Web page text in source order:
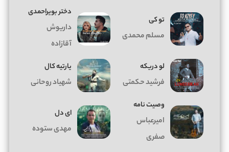
تو کی
مسلم محمدی
دختر بویراحمدی
داریوش
آقازاده
لو دریکه
فرشید حکمتی
یارتیه کال
شهیاد روحانی
وصیت نامه
امیرعباس
صفری
ای دل
مهدی ستوده